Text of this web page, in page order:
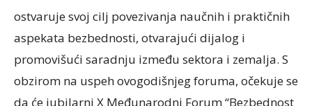
ostvaruje svoj cilj povezivanja naučnih i praktičnih
aspekata bezbednosti, otvarajući dijalog i
promovišući saradnju između sektora i zemalja. S
obzirom na uspeh ovogodišnjeg foruma, očekuje se
da će jubilarni X Međunarodni Forum “Bezbednost